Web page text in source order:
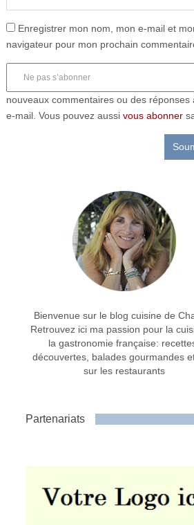
Enregistrer mon nom, mon e-mail et
navigateur pour mon prochain
nouveaux commentaires ou des
e-mail. Vous pouvez aussi vous abonner
Bienvenue sur le blog cuisine de
Retrouvez ici ma passion pour la
la gastronomie française:
découvertes, balades gourmandes
sur les restaurants
Partenariats